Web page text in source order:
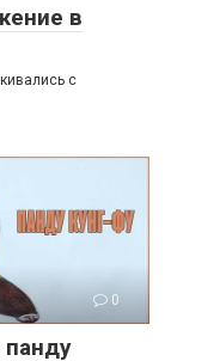
в
с
0
панду